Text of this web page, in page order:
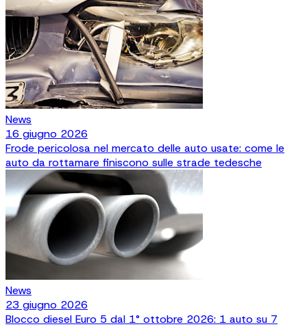
News
16 giugno 2026
Frode pericolosa nel mercato delle auto usate: come le
auto da rottamare finiscono sulle strade tedesche
News
23 giugno 2026
Blocco diesel Euro 5 dal 1° ottobre 2026: 1 auto su 7